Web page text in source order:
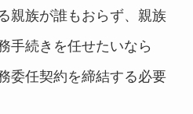
親族が誰もおらず、親族
手続きを任せたいなら
委任契約を締結する必要